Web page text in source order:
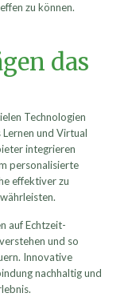
zu können.
das
Technologien
Lernen und Virtual
integrieren
personalisierte
effektiver zu
auf Echtzeit-
und so
Innovative
nachhaltig und